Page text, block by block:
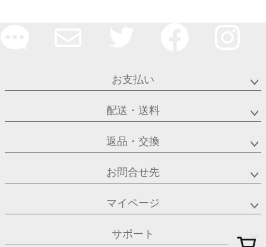
お支払い
配送・送料
返品・交換
お問合せ先
マイページ
サポート